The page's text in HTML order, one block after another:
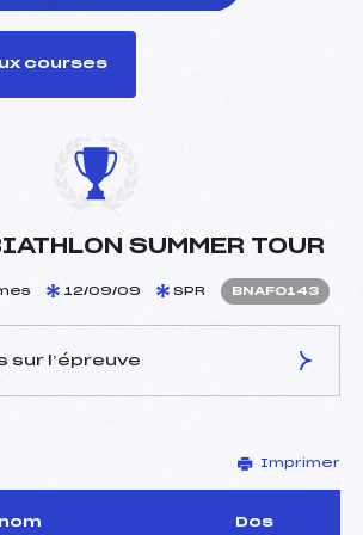
courses
SUMMER TOUR
12/09/09 SPR BNAF0143
sur l’épreuve
VASSALLO CHRISTOPHE
(MB)
QUERRY LAURENT (MJ)
Imprimer
Dos